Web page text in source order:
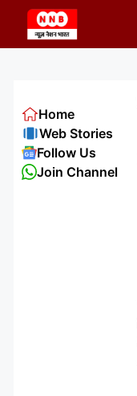
content
Home
Web Stories
Follow Us
Join Channel